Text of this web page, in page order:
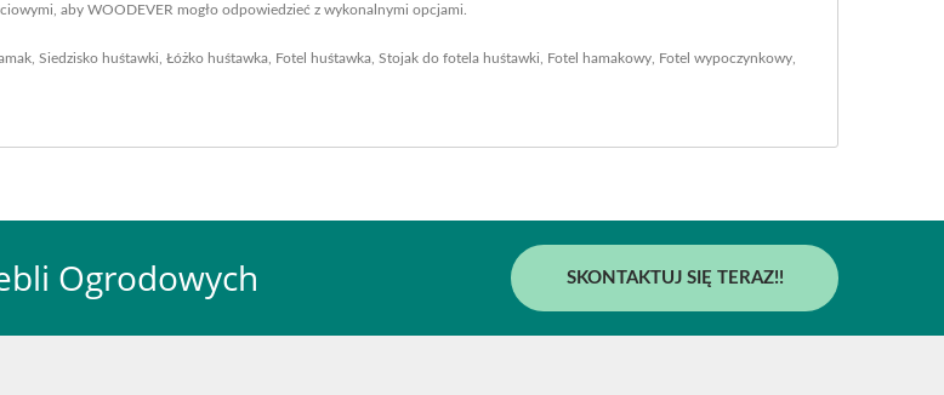
aby WOODEVER mogło odpowiedzieć z wykonalnymi opcjami.
Siedzisko huśtawki Łóżko huśtawka Fotel huśtawka Stojak do fotela huśtawki Fotel hamakowy Fotel wypoczynkowy
Ogrodowych SKONTAKTUJ SIĘ TERAZ!!